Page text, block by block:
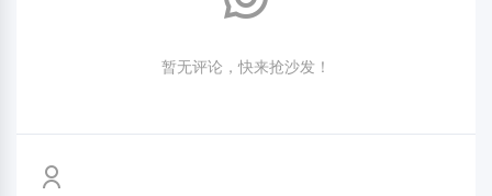
暂无评论，快来抢沙发！